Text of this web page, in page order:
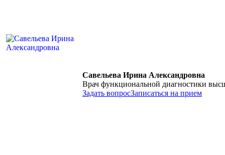
Савельева Ирина Александровна
Врач функциональной диагностики
Задать вопросЗаписаться на прием